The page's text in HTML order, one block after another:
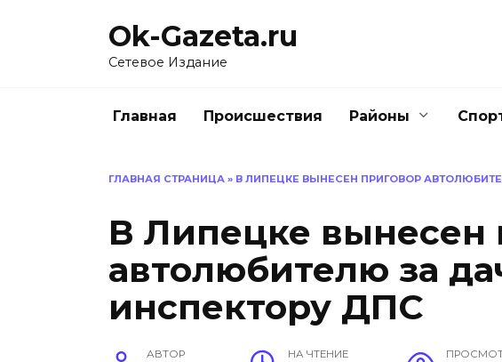
Ok-Gazeta.ru
Сетевое Издание
Главная Происшествия Районы
ГЛАВНАЯ СТРАНИЦА » В ЛИПЕЦКЕ ВЫНЕСЕН ПРИГОВОР
В Липецке вынесен
автолюбителю за
инспектору ДПС
АВТОР НА ЧТЕНИЕ